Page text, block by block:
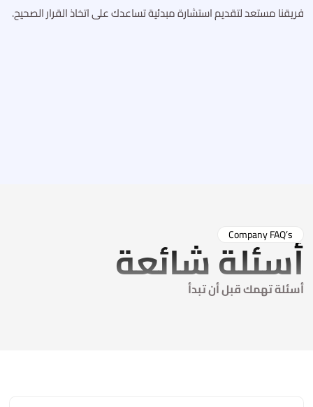
فريقنا مستعد لتقديم استشارة مبدئية تساعدك على اتخاذ القرار الصحيح.
Company FAQ’s
أسئلة شائعة
أسئلة تهمك قبل أن تبدأ